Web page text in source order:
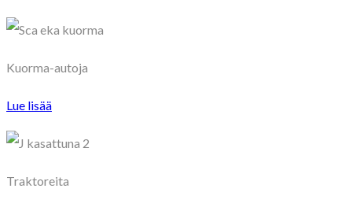
Kuorma-autoja
Lue lisää
Traktoreita